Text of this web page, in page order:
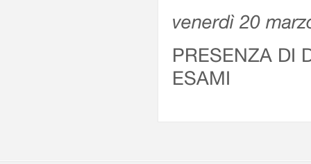
venerdì 20
PRESENZA DI
ESAMI